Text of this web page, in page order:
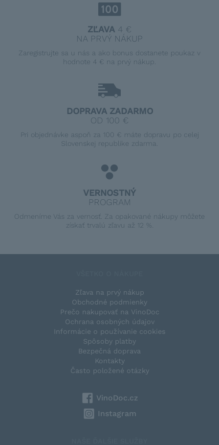
ZĽAVA 4 €
NA PRVÝ NÁKUP
Zaregistrujte sa u nás a ako bonus dostanete poukaz v
hodnote 4 € na prvý nákup.
DOPRAVA ZADARMO
OD 100 €
Pri objednávke aspoň za 100 € máte dopravu po celej
Slovenskej republike zdarma.
VERNOSTNÝ
PROGRAM
Odmeníme Vás za vernosť. Za opakované nákupy môžete
získať trvalú zľavu až 12 %.
Zľava na prvý nákup
Obchodné podmienky
Prečo nakupovať na VinoDoc
Ochrana osobných údajov
Informácie o používanie cookies
Spôsoby platby
Bezpečná doprava
Kontakty
Často položené otázky
VinoDoc.cz
Instagram